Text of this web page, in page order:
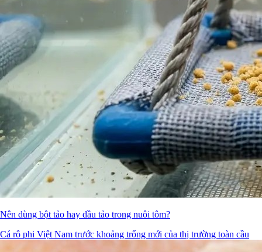
Nên dùng bột tảo hay dầu tảo trong nuôi tôm?
Cá rô phi Việt Nam trước khoảng trống mới của thị trường toàn cầu